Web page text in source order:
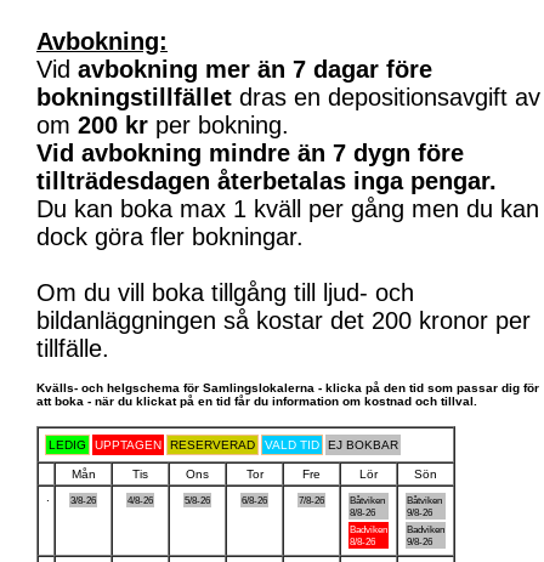
Avbokning:
Vid avbokning mer än 7 dagar före
bokningstillfället dras en depositionsavgift av
om 200 kr per bokning.
Vid avbokning mindre än 7 dygn före
tillträdesdagen återbetalas inga pengar.
Du kan boka max 1 kväll per gång men du kan
dock göra fler bokningar.
Om du vill boka tillgång till ljud- och
bildanläggningen så kostar det 200 kronor per
tillfälle.
Kvälls- och helgschema för Samlingslokalerna - klicka på den tid som passar dig för
att boka - när du klickat på en tid får du information om kostnad och tillval.
LEDIG UPPTAGEN RESERVERAD VALD TID EJ BOKBAR
Mån Tis Ons Tor Fre Lör
Sön
3/8-26 4/8-26 5/8-26 6/8-26 7/8-26
Båtviken
8/8-26
Badviken
8/8-26
Båtviken
9/8-26
Badviken
9/8-26